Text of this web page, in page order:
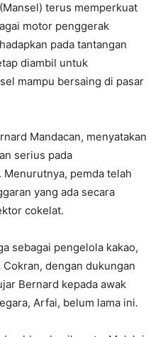
terus memperkuat
motor penggerak
pada tantangan
diambil untuk
mampu bersaing di pasar
Mandacan, menyatakan
serius pada
pemda telah
yang ada secara
cokelat.
sebagai pengelola kakao,
Cokran, dengan dukungan
Bernard kepada awak
Arfai, belum lama ini.